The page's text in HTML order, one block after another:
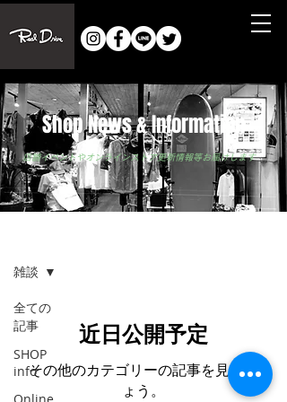
Shop News & Information
​店舗イベントやオンラインストア更新情報等お届けします
全ての
記事
SHOP
info
雑談
近日公開予定
その他のカテゴリーの記事を見まし
ょう。